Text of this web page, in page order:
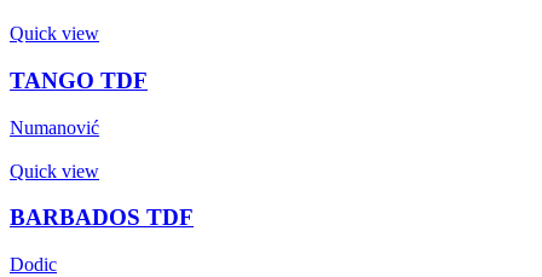
Quick view
TANGO TDF
Numanović
Quick view
BARBADOS TDF
Dodic